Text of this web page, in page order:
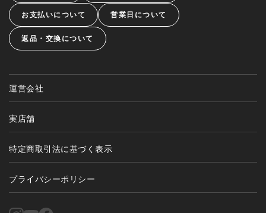
お支払いについて 営業日について
返品・交換について
運営会社
実店舗
特定商取引法に基づく表示
プライバシーポリシー